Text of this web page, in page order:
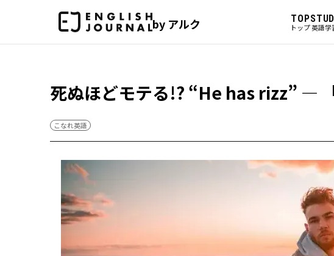
by アルク TOP
トップ英語学
死ぬほどモテる!? “He has rizz” ―
こなれ英語